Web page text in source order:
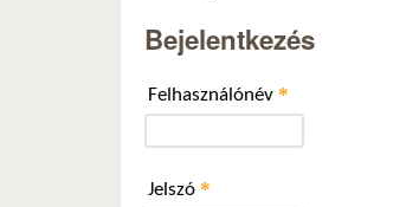
Bejelentkezés
Felhasználónév *
Jelszó *